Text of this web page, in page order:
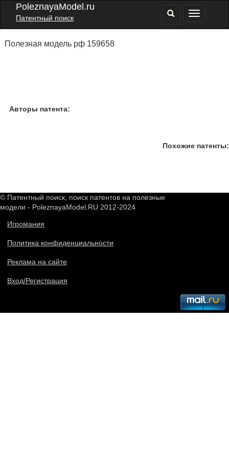
PoleznayaModel.ru
Патентный поиск
Полезная модель рф 159658
Авторы патента:
Похожие патенты:
© Патентный поиск, поиск патентов на полезные
модели - PoleznayaModel.RU 2012-2024
Игромания
Политика конфиденциальности
Реклама на сайте
Вход/Регистрация